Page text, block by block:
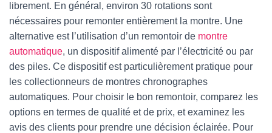
librement. En général, environ 30 rotations sont
nécessaires pour remonter entièrement la montre. Une
alternative est l’utilisation d’un remontoir de montre
automatique, un dispositif alimenté par l’électricité ou par
des piles. Ce dispositif est particulièrement pratique pour
les collectionneurs de montres chronographes
automatiques. Pour choisir le bon remontoir, comparez les
options en termes de qualité et de prix, et examinez les
avis des clients pour prendre une décision éclairée. Pour